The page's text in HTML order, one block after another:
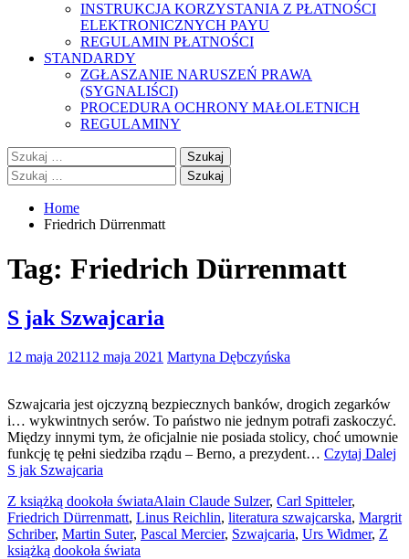
INSTRUKCJA KORZYSTANIA Z PŁATNOŚCI
ELEKTRONICZNYCH PAYU
REGULAMIN PŁATNOŚCI
STANDARDY
ZGŁASZANIE NARUSZEŃ PRAWA
(SYGNALIŚCI)
PROCEDURA OCHRONY MAŁOLETNICH
REGULAMINY
Szukaj:
Szukaj:
Home
Friedrich Dürrenmatt
Tag: Friedrich Dürrenmatt
S jak Szwajcaria
12 maja 202112 maja 2021 Martyna Dębczyńska
Szwajcaria jest ojczyzną bezpiecznych banków, drogich zegarków
i… wykwintnych serów. To państwo nie jednym potrafi zaskoczyć.
Między innymi tym, że oficjalnie nie posiada stolicy, choć umownie
funkcję tę pełni siedziba rządu – Berno, a prezydent… Czytaj Dalej
S jak Szwajcaria
Z książką dookoła świataAlain Claude Sulzer, Carl Spitteler,
Friedrich Dürrenmatt, Linus Reichlin, literatura szwajcarska, Margrit
Schriber, Martin Suter, Pascal Mercier, Szwajcaria, Urs Widmer, Z
książką dookoła świata